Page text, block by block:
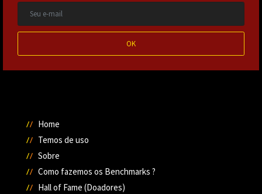
OK
Home
Temos de uso
Sobre
Como fazemos os Benchmarks ?
Hall of Fame (Doadores)